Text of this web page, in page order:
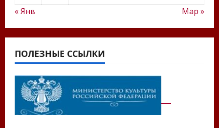
« Янв
Мар »
ПОЛЕЗНЫЕ ССЫЛКИ